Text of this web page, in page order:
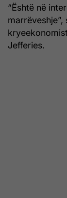
“Është në
Jefferies.